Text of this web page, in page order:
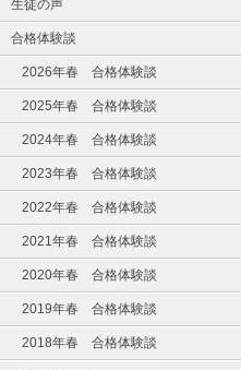
生徒の声
合格体験談
2026年春 合格体験談
2025年春 合格体験談
2024年春 合格体験談
2023年春 合格体験談
2022年春 合格体験談
2021年春 合格体験談
2020年春 合格体験談
2019年春 合格体験談
2018年春 合格体験談